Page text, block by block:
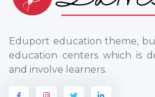
Eduport education theme,
education centers which is
and involve learners.